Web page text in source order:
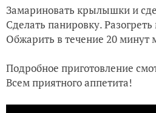
Замариновать крылышки и
Сделать панировку.
Обжарить в течение 20 минут
Подробное приготовление
Всем приятного аппетита!